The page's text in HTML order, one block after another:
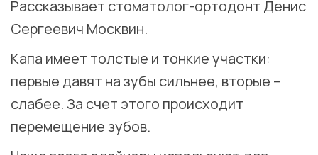
Рассказывает стоматолог-ортодонт Денис
Сергеевич Москвин.
Капа имеет толстые и тонкие участки:
первые давят на зубы сильнее, вторые –
слабее. За счет этого происходит
перемещение зубов.